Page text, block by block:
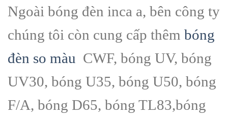
Ngoài bóng đèn inca a, bên công ty
chúng tôi còn cung cấp thêm bóng
đèn so màu CWF, bóng UV, bóng
UV30, bóng U35, bóng U50, bóng
F/A, bóng D65, bóng TL83,bóng